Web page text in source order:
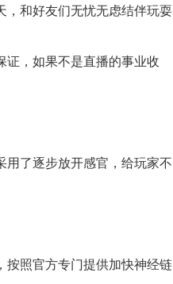
，和好友们无忧无虑结伴玩耍
证，如果不是直播的事业收
用了逐步放开感官，给玩家不
按照官方专门提供加快神经链